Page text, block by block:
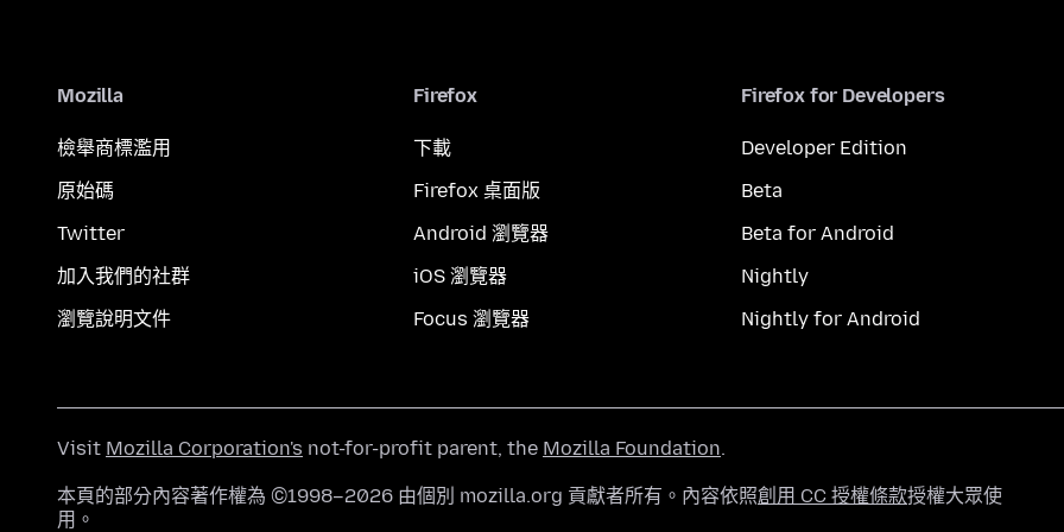
Mozilla
檢舉商標濫用
原始碼
Twitter
加入我們的社群
瀏覽說明文件
Firefox
下載
Firefox 桌面版
Android 瀏覽器
iOS 瀏覽器
Focus 瀏覽器
Firefox for Developers
Developer Edition
Beta
Beta for Android
Nightly
Nightly for Android
Visit Mozilla Corporation's not-for-profit parent, the Mozilla Foundation.
本頁的部分內容著作權為 ©1998–2026 由個別 mozilla.org 貢獻者所有。內容依照創用 CC 授權條款授權大眾使
用。